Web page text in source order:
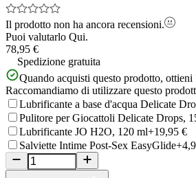
Il prodotto non ha ancora recensioni.
Puoi valutarlo Qui.
78,95 €
Spedizione gratuita
Quando acquisti questo prodotto, ottieni
Raccomandiamo di utilizzare questo
Lubrificante a base d'acqua Delicate
Pulitore per Giocattoli Delicate Drops,
Lubrificante JO H2O, 120 ml+19,95 €
Salviette Intime Post-Sex EasyGlide